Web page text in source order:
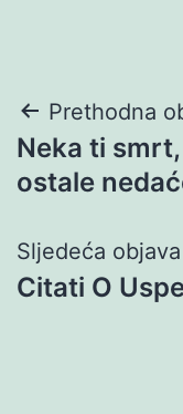
objava
Prethodna
Neka ti
ostale
Sljedeća objava
Citati O